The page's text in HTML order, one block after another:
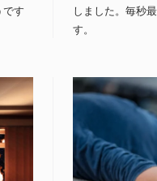
す
しました。毎秒
す。